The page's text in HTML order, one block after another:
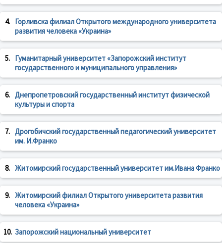
4.
Горливска филиал Открытого международного университета
развития человека «Украина»
5.
Гуманитарный университет «Запорожский институт
государственного и муниципального управления»
6. Днепропетровский государственный институт физической
культуры и спорта
7. Дрогобичский государственный педагогический университет
им. И.Франко
8. Житомирский государственный университет им.Ивана Франко
9. Житомирский филиал Открытого университета развития
человека «Украина»
10. Запорожский национальный университет